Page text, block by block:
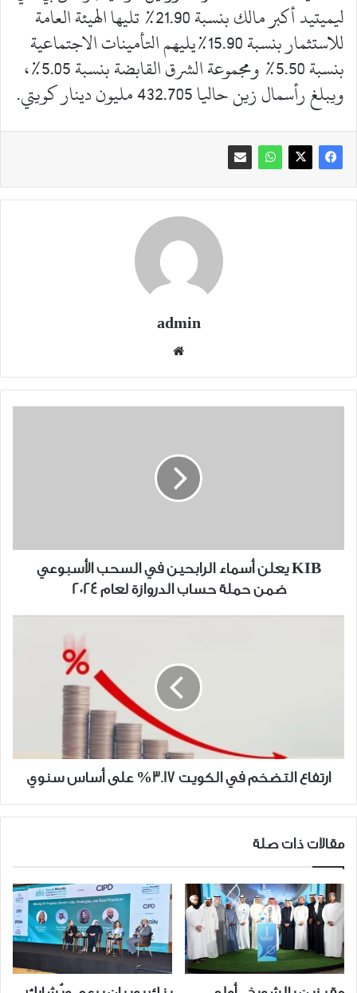
ليميتيد أكبر مالك بنسبة 21.90% تليها الهيئة العامة
للاستثمار بنسبة 15.90%يليهم التأمينات الاجتماعية
بنسبة 5.50% ومجموعة الشرق القابضة بنسبة 5.05%،
ويبلغ رأسمال زين حاليا 432.705 مليون دينار كويتي.
admin
KIB
ضمن
حملة
حساب
لعام
KIB يعلن أسماء الرابحين في السحب الأسبوعي
ضمن حملة حساب الدروازة لعام 2024
ارتفاع
سنوي
ارتفاع التضخم في الكويت 3.17% على أساس سنوي
مقالات ذات صلة